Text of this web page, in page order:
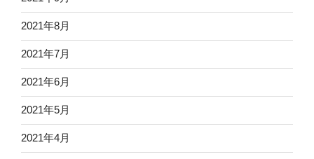
2021年8月
2021年7月
2021年6月
2021年5月
2021年4月